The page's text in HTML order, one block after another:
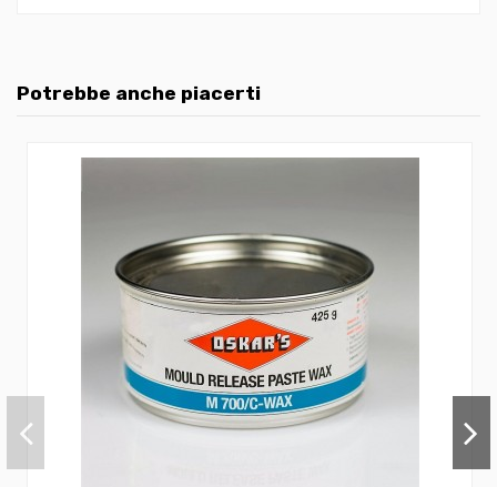
Potrebbe anche piacerti